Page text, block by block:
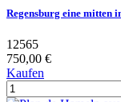
Regensburg eine mitten
12565
750,00 €
Kaufen